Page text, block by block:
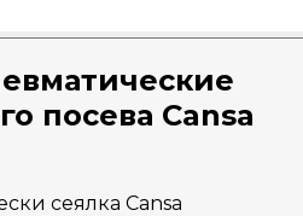
посева Cansa
сеялка Cansa